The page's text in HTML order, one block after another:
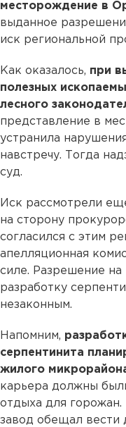
месторождение в
выданное
иск региональной
Как оказалось, при
полезных
лесного
представление в
устранила
навстречу. Тогда
суд.
Иск рассмотрели
на сторону
согласился с этим
апелляционная
силе. Разрешение на
разработку
незаконным.
Напомним,
серпентинита
жилого
карьера должны
отдыха для
завод обещал вести